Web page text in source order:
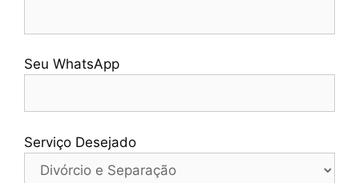
Seu WhatsApp
Serviço Desejado